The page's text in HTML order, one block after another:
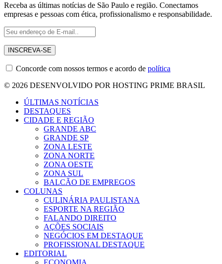
Receba as últimas notícias de São Paulo e região. Conectamos
empresas e pessoas com ética, profissionalismo e responsabilidade.
Concorde com nossos termos e acordo de política
© 2026 DESENVOLVIDO POR HOSTING PRIME BRASIL
ÚLTIMAS NOTÍCIAS
DESTAQUES
CIDADE E REGIÃO
GRANDE ABC
GRANDE SP
ZONA LESTE
ZONA NORTE
ZONA OESTE
ZONA SUL
BALCÃO DE EMPREGOS
COLUNAS
CULINÁRIA PAULISTANA
ESPORTE NA REGIÃO
FALANDO DIREITO
AÇÕES SOCIAIS
NEGÓCIOS EM DESTAQUE
PROFISSIONAL DESTAQUE
EDITORIAL